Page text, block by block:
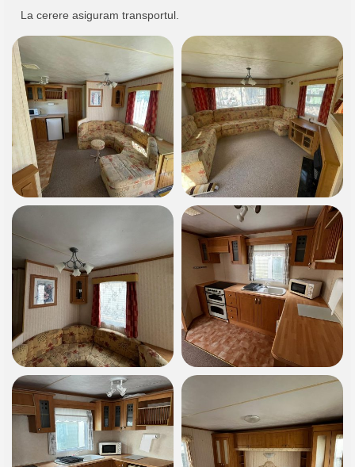
La cerere asiguram transportul.